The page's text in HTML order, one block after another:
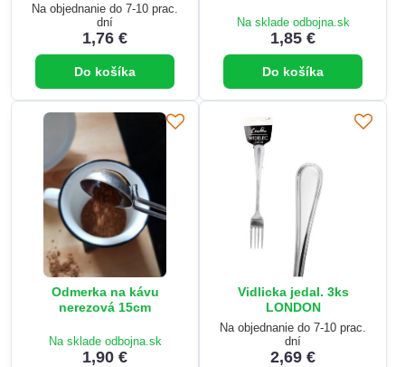
Na objednanie do 7-10 prac.
dní
1,76 €
Do košíka
Na sklade odbojna.sk
1,85 €
Do košíka
Odmerka na kávu
nerezová 15cm
Na sklade odbojna.sk
1,90 €
Vidlicka jedal. 3ks
LONDON
Na objednanie do 7-10 prac.
dní
2,69 €